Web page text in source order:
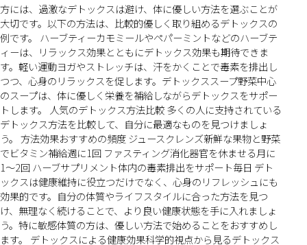
方には、過激なデトックスは避け、体に優しい方法を選ぶことが
大切です。以下の方法は、比較的優しく取り組めるデトックスの
例です。 ハーブティーカモミールやペパーミントなどのハーブテ
ィーは、リラックス効果とともにデトックス効果も期待できま
す。軽い運動ヨガやストレッチは、汗をかくことで毒素を排出し
つつ、心身のリラックスを促します。デトックススープ野菜中心
のスープは、体に優しく栄養を補給しながらデトックスをサポー
トします。 人気のデトックス方法比較 多くの人に支持されている
デトックス方法を比較して、自分に最適なものを見つけましょ
う。 方法効果おすすめの頻度 ジュースクレンズ新鮮な果物と野菜
でビタミン補給週に1回 ファスティング消化器官を休ませる月に
1〜2回 ハーブサプリメント体内の毒素排出をサポート毎日 デト
ックスは健康維持に役立つだけでなく、心身のリフレッシュにも
効果的です。自分の体質やライフスタイルに合った方法を見つ
け、無理なく続けることで、より良い健康状態を手に入れましょ
う。特に敏感体質の方は、優しい方法で始めることをおすすめし
ます。 デトックスによる健康効果科学的視点から見るデトックス